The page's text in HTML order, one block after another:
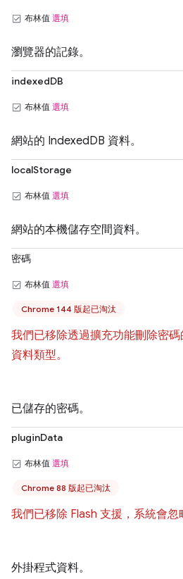
布林值 選填
瀏覽器的記錄。
indexedDB
布林值 選填
網站的 IndexedDB 資料。
localStorage
布林值 選填
網站的本機儲存空間資料。
密碼
布林值 選填
Chrome 144 版起已淘汰
我們已移除透過擴充功能刪除密
資料類型。
已儲存的密碼。
pluginData
布林值 選填
Chrome 88 版起已淘汰
我們已移除 Flash 支援，系統會忽
外掛程式資料。